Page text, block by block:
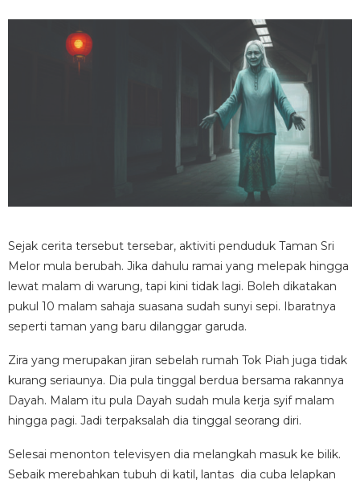
Sejak cerita tersebut tersebar, aktiviti penduduk Taman Sri
Melor mula berubah. Jika dahulu ramai yang melepak hingga
lewat malam di warung, tapi kini tidak lagi. Boleh dikatakan
pukul 10 malam sahaja suasana sudah sunyi sepi. Ibaratnya
seperti taman yang baru dilanggar garuda.
Zira yang merupakan jiran sebelah rumah Tok Piah juga tidak
kurang seriaunya. Dia pula tinggal berdua bersama rakannya
Dayah. Malam itu pula Dayah sudah mula kerja syif malam
hingga pagi. Jadi terpaksalah dia tinggal seorang diri.
Selesai menonton televisyen dia melangkah masuk ke bilik.
Sebaik merebahkan tubuh di katil, lantas dia cuba lelapkan